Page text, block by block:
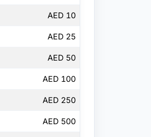
10 AED
25 AED
50 AED
100 AED
250 AED
500 AED